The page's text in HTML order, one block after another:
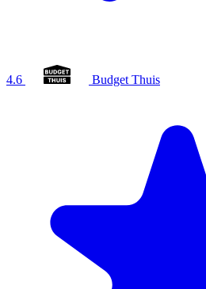
4.6 Budget Thuis